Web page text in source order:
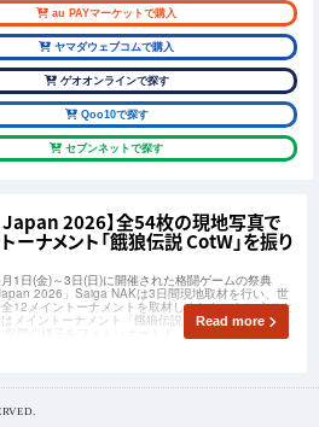
au PAYマーケットで購入
ヤマダウェブコムで購入
ゲオオンラインで探す
Qoo10で探す
セブンネットで探す
Japan 2026】全54枚の現地写真で
ーナメント「餓狼伝説 CotW」を振り
1日(金)～3日(日)に開催された格闘ゲームの祭典
2026」Saiga NAKは3日間現地取材を行い、世
12メイントーナメントを取材しました。ということ
メイントーナメント「餓狼伝説 City of the
部門の様子をフォトレポート！
Read more